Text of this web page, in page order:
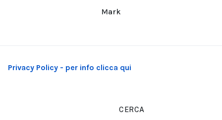
Mark
Privacy Policy - per info clicca qui
CERCA